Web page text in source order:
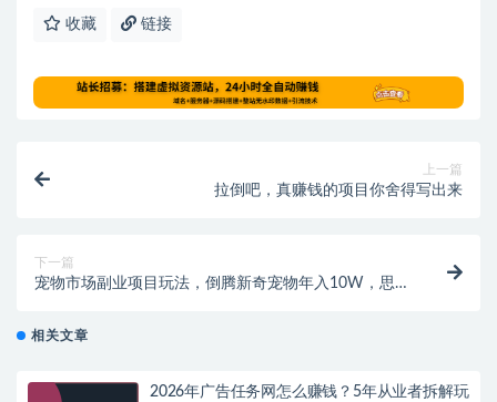
收藏 链接
上一篇
拉倒吧，真赚钱的项目你舍得写出来
下一篇
宠物市场副业项目玩法，倒腾新奇宠物年入10W，思路
相关文章
2026年广告任务网怎么赚钱？5年从业者拆解玩